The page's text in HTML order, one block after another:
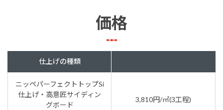
価格
仕上げの種類
ニッペパーフェクトトップSi
仕上げ・高意匠サイディン
グボード
3,810円/㎡(3工程)